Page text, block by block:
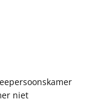
niet